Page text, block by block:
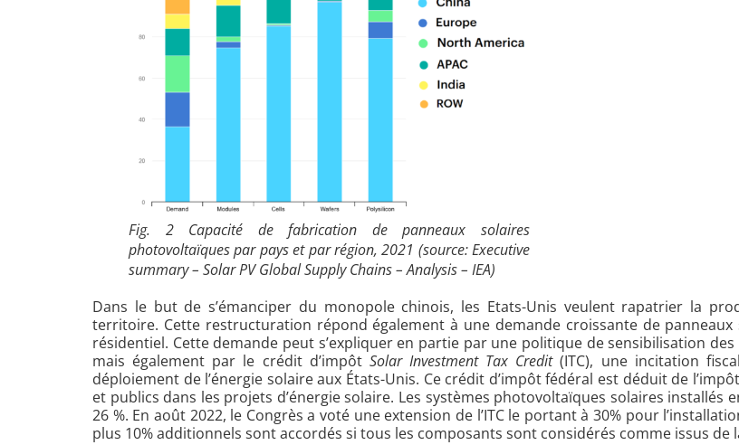
Fig. 2 Capacité de fabrication de panneaux solaires
photovoltaïques par pays et par région, 2021 (source: Executive
summary – Solar PV Global Supply Chains – Analysis – IEA)
Dans le but de s’émanciper du monopole chinois, les Etats-Unis veulent rapatrier la
territoire. Cette restructuration répond également à une demande croissante de
résidentiel. Cette demande peut s’expliquer en partie par une politique de sensibilisation
mais également par le crédit d’impôtSolar Investment Tax Credit(ITC), une incitation
déploiement de l’énergie solaire aux États-Unis. Ce crédit d’impôt fédéral est déduit de
et publics dans les projets d’énergie solaire. Les systèmes photovoltaïques solaires installés
26 %. En août 2022, le Congrès a voté une extension de l’ITC le portant à 30% pour
plus 10% additionnels sont accordés si tous les composants sont considérés comme issus de